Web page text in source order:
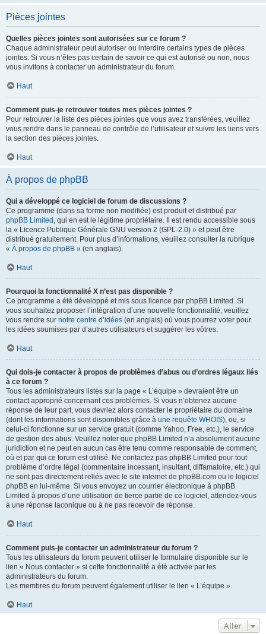
Pièces jointes
Quelles pièces jointes sont autorisées sur ce forum ?
Chaque administrateur peut autoriser ou interdire certains types de pièces
jointes. Si vous n’êtes pas certain de savoir ce qui est autorisé ou non, nous
vous invitons à contacter un administrateur du forum.
Haut
Comment puis-je retrouver toutes mes pièces jointes ?
Pour retrouver la liste des pièces jointes que vous avez transférées, veuillez
vous rendre dans le panneau de contrôle de l’utilisateur et suivre les liens vers
la section des pièces jointes.
Haut
À propos de phpBB
Qui a développé ce logiciel de forum de discussions ?
Ce programme (dans sa forme non modifiée) est produit et distribué par
phpBB Limited , qui en est le légitime propriétaire. Il est rendu accessible sous
la « Licence Publique Générale GNU version 2 (GPL-2.0) » et peut être
distribué gratuitement. Pour plus d’informations, veuillez consulter la rubrique
« À propos de phpBB » (en anglais).
Haut
Pourquoi la fonctionnalité X n’est pas disponible ?
Ce programme a été développé et mis sous licence par phpBB Limited. Si
vous souhaitez proposer l’intégration d’une nouvelle fonctionnalité, veuillez
vous rendre sur notre centre d’idées (en anglais) où vous pourrez voter pour
les idées soumises par d’autres utilisateurs et suggérer les vôtres.
Haut
Qui dois-je contacter à propos de problèmes d’abus ou d’ordres légaux liés
à ce forum ?
Tous les administrateurs listés sur la page « L’équipe » devraient être un
contact approprié concernant ces problèmes. Si vous n’obtenez aucune
réponse de leur part, vous devriez alors contacter le propriétaire du domaine
(dont les informations sont disponibles grâce à une requête WHOIS), ou, si
celui-ci fonctionne sur un service gratuit (comme Yahoo, Free, etc.), le service
de gestion des abus. Veuillez noter que phpBB Limited n’a absolument aucune
juridiction et ne peut en aucun cas être tenu comme responsable de comment,
où et par qui ce forum est utilisé. Ne contactez pas phpBB Limited pour tout
problème d’ordre légal (commentaire incessant, insultant, diffamatoire, etc.) qui
ne sont pas directement reliés avec le site internet de phpBB.com ou le logiciel
phpBB en lui-même. Si vous envoyez un courrier électronique à phpBB
Limited à propos d’une utilisation de tierce partie de ce logiciel, attendez-vous
à une réponse laconique ou à ne pas recevoir de réponse.
Haut
Comment puis-je contacter un administrateur du forum ?
Tous les utilisateurs du forum peuvent utiliser le formulaire disponible sur le
lien « Nous contacter » si cette fonctionnalité a été activée par les
administrateurs du forum.
Les membres du forum peuvent également utiliser le lien « L’équipe ».
Haut
Aller